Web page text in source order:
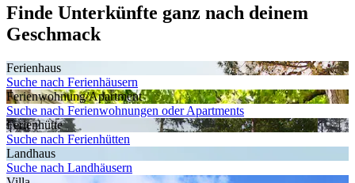
Finde Unterkünfte ganz nach deinem
Geschmack
Ferienhaus
Suche nach Ferienhäusern
Ferienwohnung/Apartment
Suche nach Ferienwohnungen oder Apartments
Ferienhütte
Suche nach Ferienhütten
Landhaus
Suche nach Landhäusern